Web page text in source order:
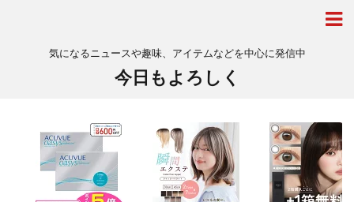
気になるニュースや趣味、アイテムなどを中心に発信中
今日もよろしく